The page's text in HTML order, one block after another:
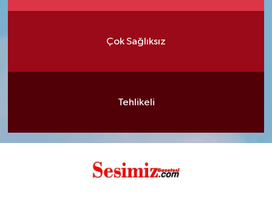
Çok Sağlıksız
Tehlikeli